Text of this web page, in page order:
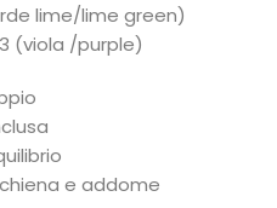
lime/lime green)
(viola /purple)
e addome